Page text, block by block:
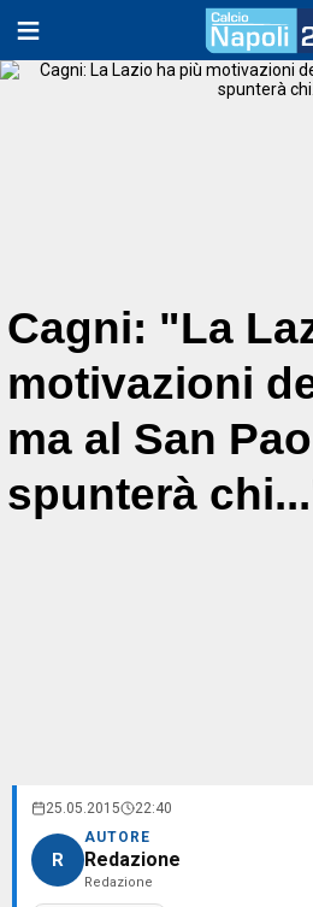
Cagni: "La
motivazioni
ma al San
spunterà
25.05.2015 22:40
R
AUTORE
Redazione
Redazione